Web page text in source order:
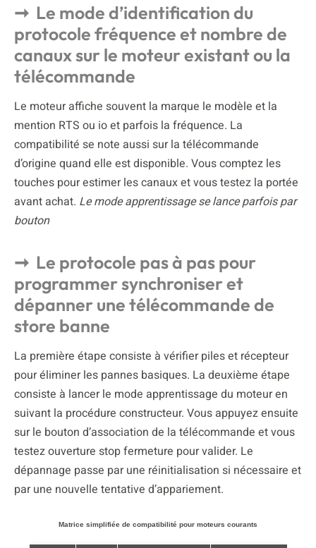
Le mode d’identification du
protocole fréquence et nombre de
canaux sur le moteur existant ou la
télécommande
Le moteur affiche souvent la marque le modèle et la
mention RTS ou io et parfois la fréquence. La
compatibilité se note aussi sur la télécommande
d’origine quand elle est disponible. Vous comptez les
touches pour estimer les canaux et vous testez la portée
avant achat. Le mode apprentissage se lance parfois par
bouton
Le protocole pas à pas pour
programmer synchroniser et
dépanner une télécommande de
store banne
La première étape consiste à vérifier piles et récepteur
pour éliminer les pannes basiques. La deuxième étape
consiste à lancer le mode apprentissage du moteur en
suivant la procédure constructeur. Vous appuyez ensuite
sur le bouton d’association de la télécommande et vous
testez ouverture stop fermeture pour valider. Le
dépannage passe par une réinitialisation si nécessaire et
par une nouvelle tentative d’appariement.
Matrice simplifiée de compatibilité pour moteurs courants